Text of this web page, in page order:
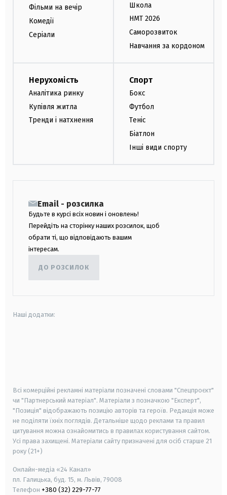
Фільми на вечір
Комедії
Серіали
Школа
НМТ 2026
Саморозвиток
Навчання за кордоном
Нерухомість
Аналітика ринку
Купівля житла
Тренди і натхнення
Спорт
Бокс
Футбол
Теніс
Біатлон
Інші види спорту
Email - розсилка
Будьте в курсі всіх новин і оновлень!
Перейдіть на сторінку наших розсилок, щоб
обрати ті, що відповідають вашим
інтересам.
ДО РОЗСИЛОК
Наші додатки:
Всі комерційні рекламні матеріали позначені словами "Спецпроєкт"
чи "Партнерський матеріал". Матеріали з позначкою "Експерт",
"Позиція" відображають позицію авторів та героїв. Редакція може
не поділяти їхніх поглядів. Детальніше щодо реклами та правил
цитування можна ознайомитись в правилах користування сайтом.
Усі права захищені. Матеріали сайту призначені для осіб старше 21
року (21+)
Онлайн-медіа «24 Канал»
пл. Галицька, буд. 15, м. Львів, 79008
Телефон +380 (32) 229-77-77